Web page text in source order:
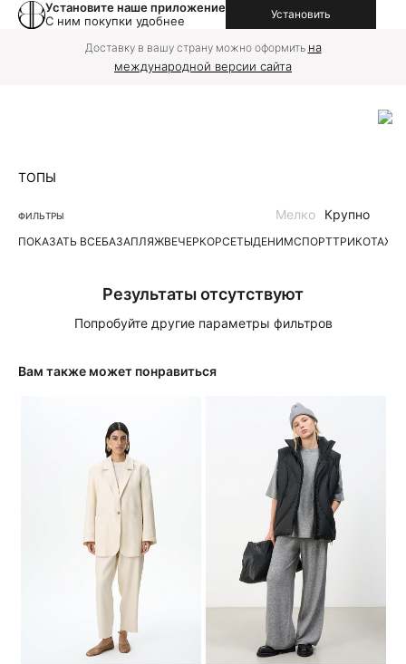
Установите наше приложение
С ним покупки удобнее
Установить
Доставку в вашу страну можно оформить на
международной версии сайта
ТОПЫ
ФИЛЬТРЫ
ПОКАЗАТЬ ВСЕБАЗАПЛЯЖВЕЧЕРКОРСЕТЫДЕНИМСПОРТ
Мелко Крупно
Результаты отсутствуют
Попробуйте другие параметры фильтров
Вам также может понравиться